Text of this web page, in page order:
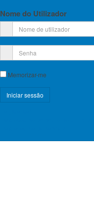
Nome do Utilizador
Memorizar-me